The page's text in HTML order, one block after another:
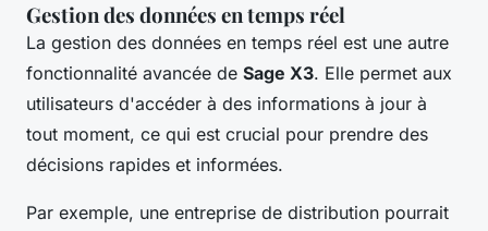
Gestion des données en temps réel
La gestion des données en temps réel est une autre
fonctionnalité avancée de Sage X3. Elle permet aux
utilisateurs d'accéder à des informations à jour à
tout moment, ce qui est crucial pour prendre des
décisions rapides et informées.
Par exemple, une entreprise de distribution pourrait